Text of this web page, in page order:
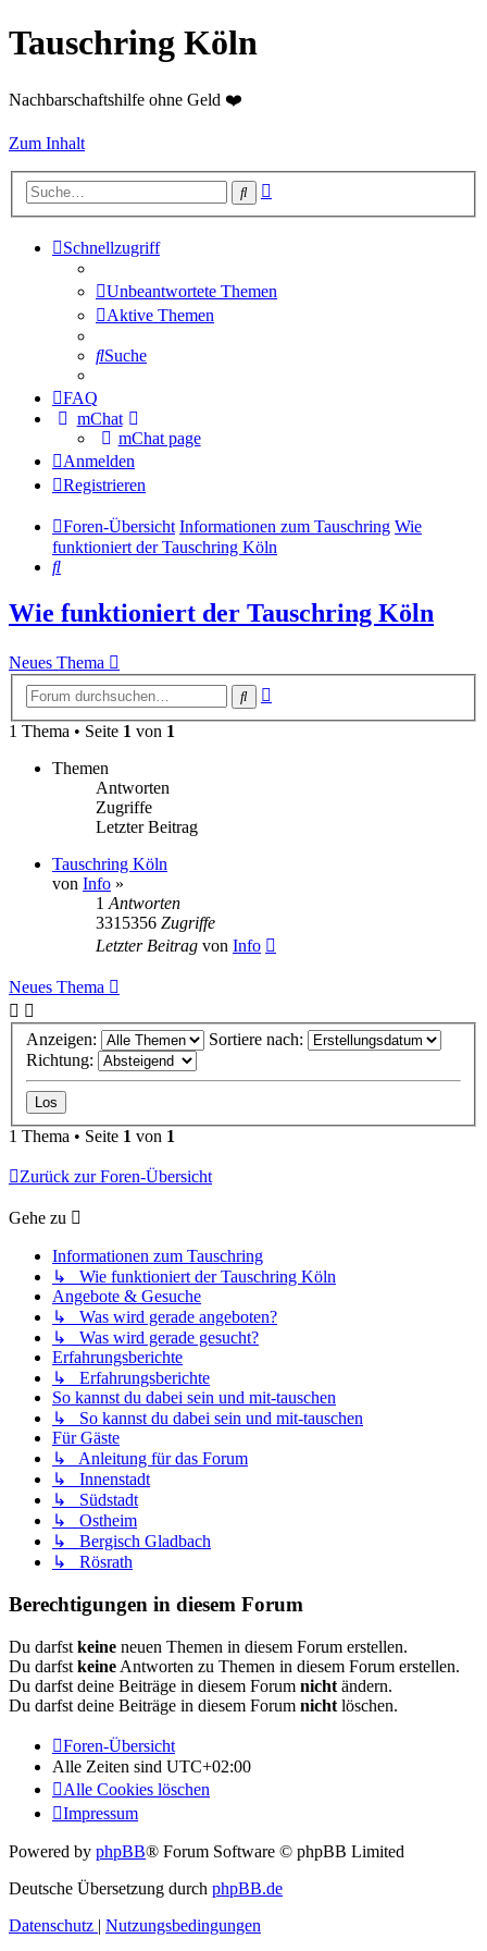
Tauschring Köln
Nachbarschaftshilfe ohne Geld ❤️
Zum Inhalt
Suche
Schnellzugriff
Unbeantwortete Themen
Aktive Themen
Suche
FAQ
mChat
mChat page
Anmelden
Registrieren
Foren-Übersicht Informationen zum Tauschring Wie
funktioniert der Tauschring Köln
Suche
Wie funktioniert der Tauschring Köln
Neues Thema
Suche
1 Thema • Seite 1 von 1
Themen
Antworten
Zugriffe
Letzter Beitrag
Tauschring Köln
von Info »
1 Antworten
3315356 Zugriffe
Letzter Beitrag von Info
Neues Thema
Anzeigen:
Sortiere nach:
Richtung:
1 Thema • Seite 1 von 1
Zurück zur Foren-Übersicht
Gehe zu
Informationen zum Tauschring
↳ Wie funktioniert der Tauschring Köln
Angebote & Gesuche
↳ Was wird gerade angeboten?
↳ Was wird gerade gesucht?
Erfahrungsberichte
↳ Erfahrungsberichte
So kannst du dabei sein und mit-tauschen
↳ So kannst du dabei sein und mit-tauschen
Für Gäste
↳ Anleitung für das Forum
↳ Innenstadt
↳ Südstadt
↳ Ostheim
↳ Bergisch Gladbach
↳ Rösrath
Berechtigungen in diesem Forum
Du darfst keine neuen Themen in diesem Forum erstellen.
Du darfst keine Antworten zu Themen in diesem Forum erstellen.
Du darfst deine Beiträge in diesem Forum nicht ändern.
Du darfst deine Beiträge in diesem Forum nicht löschen.
Foren-Übersicht
Alle Zeiten sind UTC+02:00
Alle Cookies löschen
Impressum
Powered by phpBB® Forum Software © phpBB Limited
Deutsche Übersetzung durch phpBB.de
Datenschutz | Nutzungsbedingungen